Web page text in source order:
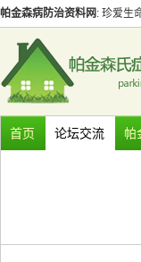
帕金森病防治资料网 : 珍爱生
首页 论坛交流 帕